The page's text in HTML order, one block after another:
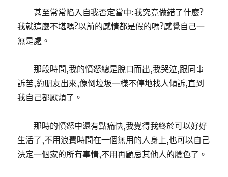
甚至常常陷入自我否定當中:我究竟做錯了什麼?
我就這麼不堪嗎?以前的感情都是假的嗎?感覺自己一
無是處。
那段時間,我的憤怒總是脫口而出,我哭泣,跟同事
訴苦,約朋友出來,像倒垃圾一樣不停地找人傾訴,直到
我自己都厭煩了。
那時的憤怒中還有點痛快,我覺得我終於可以好好
生活了,不用浪費時間在一個無用的人身上,也可以自己
決定一個家的所有事情,不用再顧忌其他人的臉色了。